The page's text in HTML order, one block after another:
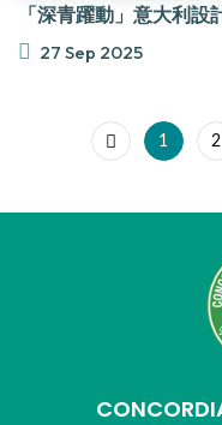
「深青躍動」意大利
27 Sep 2025
1 2